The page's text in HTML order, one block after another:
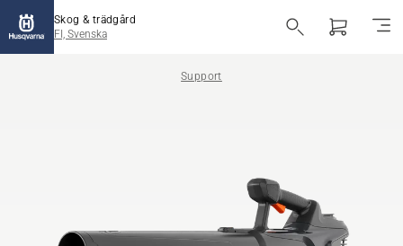
Skog & trädgård
FI, Svenska
Support